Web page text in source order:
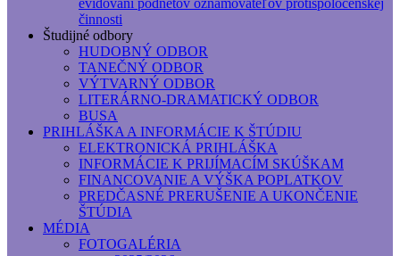
evidovaní podnetov oznamovateľov protispoločenskej
činnosti
Študijné odbory
HUDOBNÝ ODBOR
TANEČNÝ ODBOR
VÝTVARNÝ ODBOR
LITERÁRNO-DRAMATICKÝ ODBOR
BUSA
PRIHLÁŠKA A INFORMÁCIE K ŠTÚDIU
ELEKTRONICKÁ PRIHLÁŠKA
INFORMÁCIE K PRIJÍMACÍM SKÚŠKAM
FINANCOVANIE A VÝŠKA POPLATKOV
PREDČASNÉ PRERUŠENIE A UKONČENIE
ŠTÚDIA
MÉDIA
FOTOGALÉRIA